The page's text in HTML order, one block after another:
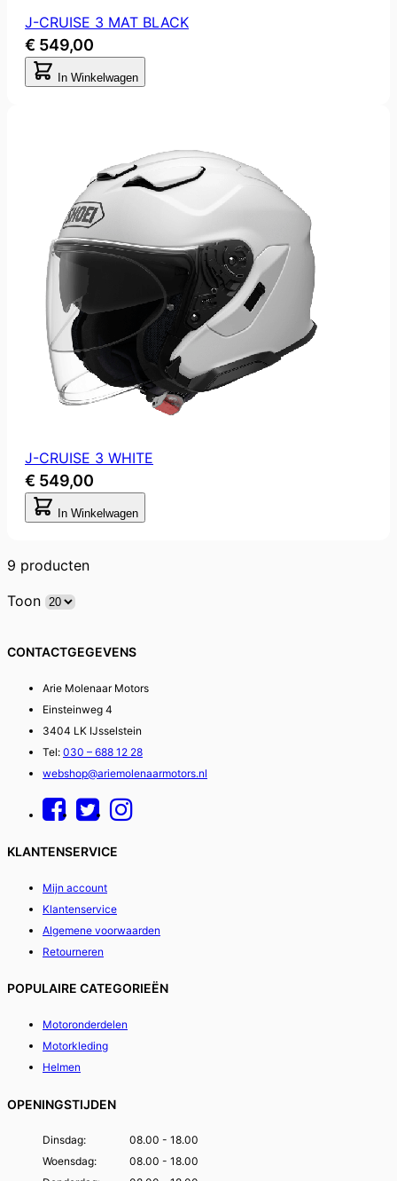
J-CRUISE 3 MAT BLACK
€ 549,00
In Winkelwagen
J-CRUISE 3 WHITE
€ 549,00
In Winkelwagen
9 producten
Toon
CONTACTGEGEVENS
Arie Molenaar Motors
Einsteinweg 4
3404 LK IJsselstein
Tel: 030 – 688 12 28
webshop@ariemolenaarmotors.nl
KLANTENSERVICE
Mijn account
Klantenservice
Algemene voorwaarden
Retourneren
POPULAIRE CATEGORIEËN
Motoronderdelen
Motorkleding
Helmen
OPENINGSTIJDEN
Dinsdag:
08.00 - 18.00
Woensdag:
08.00 - 18.00